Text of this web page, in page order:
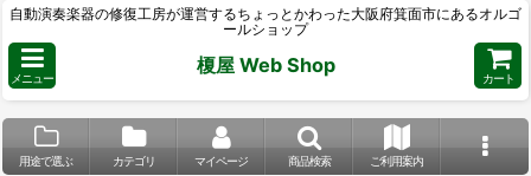
自動演奏楽器の修復工房が運営するちょっとかわった大阪府箕面市にあるオルゴ
ールショップ
メニュー
榎屋 Web Shop
カート
用途で選ぶ カテゴリ マイページ 商品検索 ご利用案内